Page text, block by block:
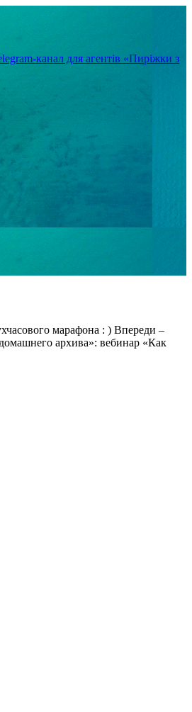
канал для агентів «Пиріжки з
марафона : ) Впереди –
архива»: вебинар «Как